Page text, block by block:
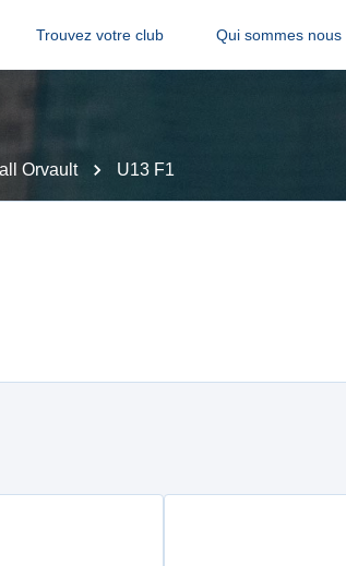
Trouvez votre club Qui sommes nous
Orvault U13 F1